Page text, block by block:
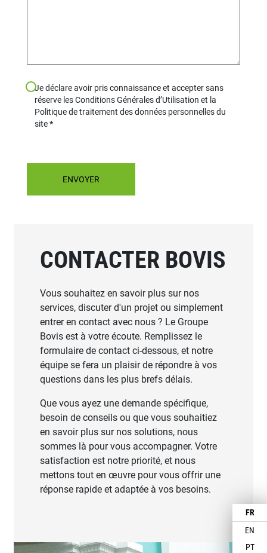
FR
EN
PT
Je déclare avoir pris connaissance et accepter sans
réserve les Conditions Générales d’Utilisation et la
Politique de traitement des données personnelles du
site
CONTACTER BOVIS
Vous souhaitez en savoir plus sur nos
services, discuter d'un projet ou simplement
entrer en contact avec nous ? Le Groupe
Bovis est à votre écoute. Remplissez le
formulaire de contact ci-dessous, et notre
équipe se fera un plaisir de répondre à vos
questions dans les plus brefs délais.
Que vous ayez une demande spécifique,
besoin de conseils ou que vous souhaitiez
en savoir plus sur nos solutions, nous
sommes là pour vous accompagner. Votre
satisfaction est notre priorité, et nous
mettons tout en œuvre pour vous offrir une
réponse rapide et adaptée à vos besoins.